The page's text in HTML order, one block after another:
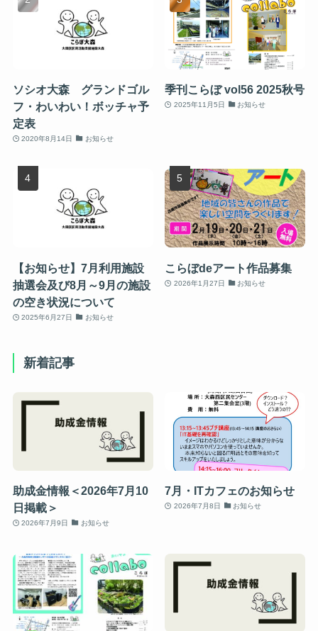
ソシオ大森 グランドゴル
フ・わいわい！ボッチャ予
定表
2020年8月14日 お知らせ
季刊こらぼ vol56 2025秋号
2025年11月5日 お知らせ
【お知らせ】7月利用施設
抽選会及び8月～9月の施設
の空き状況について
2025年6月27日 お知らせ
こらぼdeアート作品募集
2026年1月27日 お知らせ
新着記事
助成金情報＜2026年7月10
日掲載＞
2026年7月9日 お知らせ
7月・ITカフェのお知らせ
2026年7月8日 お知らせ